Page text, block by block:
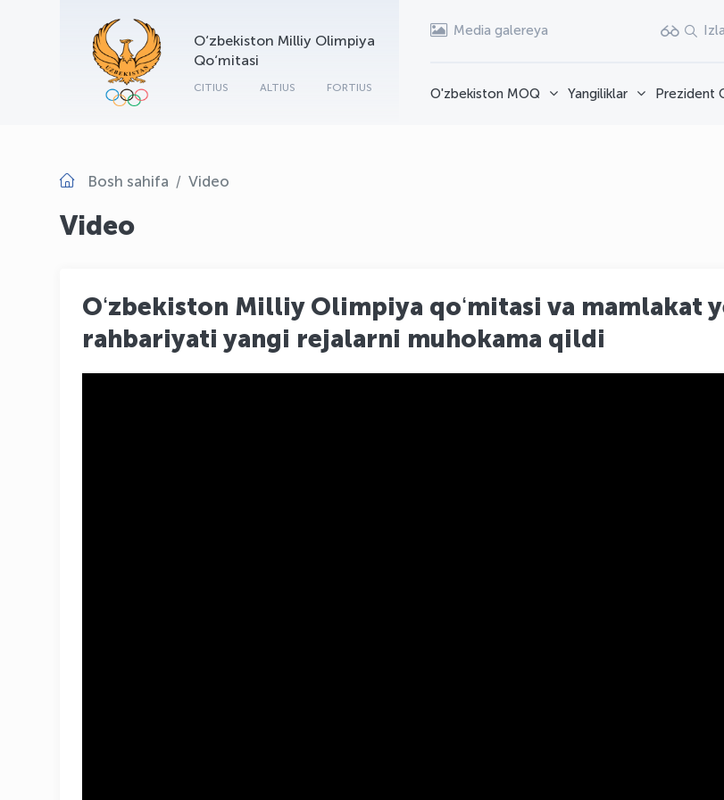
O‘zbekiston Milliy Olimpiya
Qo‘mitasi
CITIUS ALTIUS FORTIUS
Media galereya
O'zbekiston MOQ Yangiliklar Prezident
Bosh sahifa Video
Video
Oʻzbekiston Milliy Olimpiya qoʻmitasi va mamlakat
rahbariyati yangi rejalarni muhokama qildi